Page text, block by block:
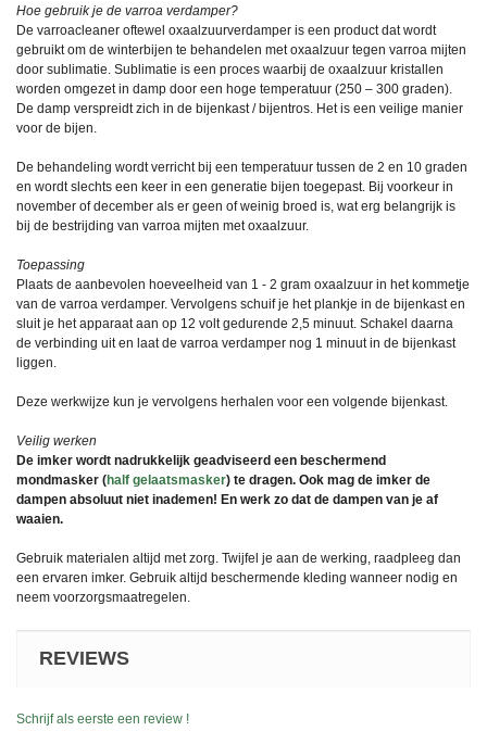
Hoe gebruik je de varroa verdamper?
De varroacleaner oftewel oxaalzuurverdamper is een product dat wordt
gebruikt om de winterbijen te behandelen met oxaalzuur tegen varroa mijten
door sublimatie. Sublimatie is een proces waarbij de oxaalzuur kristallen
worden omgezet in damp door een hoge temperatuur (250 – 300 graden).
De damp verspreidt zich in de bijenkast / bijentros. Het is een veilige manier
voor de bijen.
De behandeling wordt verricht bij een temperatuur tussen de 2 en 10 graden
en wordt slechts een keer in een generatie bijen toegepast. Bij voorkeur in
november of december als er geen of weinig broed is, wat erg belangrijk is
bij de bestrijding van varroa mijten met oxaalzuur.
Toepassing
Plaats de aanbevolen hoeveelheid van 1 - 2 gram oxaalzuur in het kommetje
van de varroa verdamper. Vervolgens schuif je het plankje in de bijenkast en
sluit je het apparaat aan op 12 volt gedurende 2,5 minuut. Schakel daarna
de verbinding uit en laat de varroa verdamper nog 1 minuut in de bijenkast
liggen.
Deze werkwijze kun je vervolgens herhalen voor een volgende bijenkast.
Veilig werken
De imker wordt nadrukkelijk geadviseerd een beschermend
mondmasker (half gelaatsmasker) te dragen. Ook mag de imker de
dampen absoluut niet inademen! En werk zo dat de dampen van je af
waaien.
Gebruik materialen altijd met zorg. Twijfel je aan de werking, raadpleeg dan
een ervaren imker. Gebruik altijd beschermende kleding wanneer nodig en
neem voorzorgsmaatregelen.
REVIEWS
Schrijf als eerste een review !